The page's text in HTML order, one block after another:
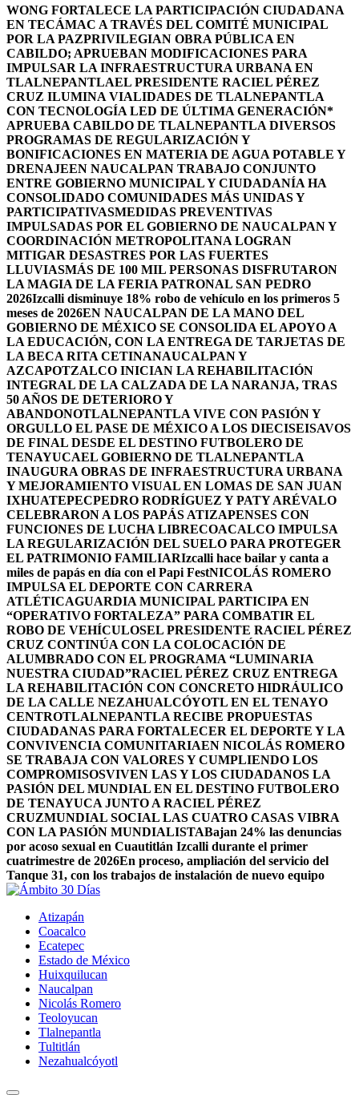
WONG FORTALECE LA PARTICIPACIÓN CIUDADANA
EN TECÁMAC A TRAVÉS DEL COMITÉ MUNICIPAL
POR LA PAZPRIVILEGIAN OBRA PÚBLICA EN
CABILDO; APRUEBAN MODIFICACIONES PARA
IMPULSAR LA INFRAESTRUCTURA URBANA EN
TLALNEPANTLAEL PRESIDENTE RACIEL PÉREZ
CRUZ ILUMINA VIALIDADES DE TLALNEPANTLA
CON TECNOLOGÍA LED DE ÚLTIMA GENERACIÓN*
APRUEBA CABILDO DE TLALNEPANTLA DIVERSOS
PROGRAMAS DE REGULARIZACIÓN Y
BONIFICACIONES EN MATERIA DE AGUA POTABLE Y
DRENAJEEN NAUCALPAN TRABAJO CONJUNTO
ENTRE GOBIERNO MUNICIPAL Y CIUDADANÍA HA
CONSOLIDADO COMUNIDADES MÁS UNIDAS Y
PARTICIPATIVASMEDIDAS PREVENTIVAS
IMPULSADAS POR EL GOBIERNO DE NAUCALPAN Y
COORDINACIÓN METROPOLITANA LOGRAN
MITIGAR DESASTRES POR LAS FUERTES
LLUVIASMÁS DE 100 MIL PERSONAS DISFRUTARON
LA MAGIA DE LA FERIA PATRONAL SAN PEDRO
2026Izcalli disminuye 18% robo de vehículo en los primeros 5
meses de 2026EN NAUCALPAN DE LA MANO DEL
GOBIERNO DE MÉXICO SE CONSOLIDA EL APOYO A
LA EDUCACIÓN, CON LA ENTREGA DE TARJETAS DE
LA BECA RITA CETINANAUCALPAN Y
AZCAPOTZALCO INICIAN LA REHABILITACIÓN
INTEGRAL DE LA CALZADA DE LA NARANJA, TRAS
50 AÑOS DE DETERIORO Y
ABANDONOTLALNEPANTLA VIVE CON PASIÓN Y
ORGULLO EL PASE DE MÉXICO A LOS DIECISEISAVOS
DE FINAL DESDE EL DESTINO FUTBOLERO DE
TENAYUCAEL GOBIERNO DE TLALNEPANTLA
INAUGURA OBRAS DE INFRAESTRUCTURA URBANA
Y MEJORAMIENTO VISUAL EN LOMAS DE SAN JUAN
IXHUATEPECPEDRO RODRÍGUEZ Y PATY ARÉVALO
CELEBRARON A LOS PAPÁS ATIZAPENSES CON
FUNCIONES DE LUCHA LIBRECOACALCO IMPULSA
LA REGULARIZACIÓN DEL SUELO PARA PROTEGER
EL PATRIMONIO FAMILIARIzcalli hace bailar y canta a
miles de papás en día con el Papi FestNICOLÁS ROMERO
IMPULSA EL DEPORTE CON CARRERA
ATLÉTICAGUARDIA MUNICIPAL PARTICIPA EN
“OPERATIVO FORTALEZA” PARA COMBATIR EL
ROBO DE VEHÍCULOSEL PRESIDENTE RACIEL PÉREZ
CRUZ CONTINÚA CON LA COLOCACIÓN DE
ALUMBRADO CON EL PROGRAMA “LUMINARIA
NUESTRA CIUDAD”RACIEL PÉREZ CRUZ ENTREGA
LA REHABILITACIÓN CON CONCRETO HIDRÁULICO
DE LA CALLE NEZAHUALCÓYOTL EN EL TENAYO
CENTROTLALNEPANTLA RECIBE PROPUESTAS
CIUDADANAS PARA FORTALECER EL DEPORTE Y LA
CONVIVENCIA COMUNITARIAEN NICOLÁS ROMERO
SE TRABAJA CON VALORES Y CUMPLIENDO LOS
COMPROMISOSVIVEN LAS Y LOS CIUDADANOS LA
PASIÓN DEL MUNDIAL EN EL DESTINO FUTBOLERO
DE TENAYUCA JUNTO A RACIEL PÉREZ
CRUZMUNDIAL SOCIAL LAS CUATRO CASAS VIBRA
CON LA PASIÓN MUNDIALISTABajan 24% las denuncias
por acoso sexual en Cuautitlán Izcalli durante el primer
cuatrimestre de 2026En proceso, ampliación del servicio del
Tanque 31, con los trabajos de instalación de nuevo equipo
Atizapán
Coacalco
Ecatepec
Estado de México
Huixquilucan
Naucalpan
Nicolás Romero
Teoloyucan
Tlalnepantla
Tultitlán
Nezahualcóyotl